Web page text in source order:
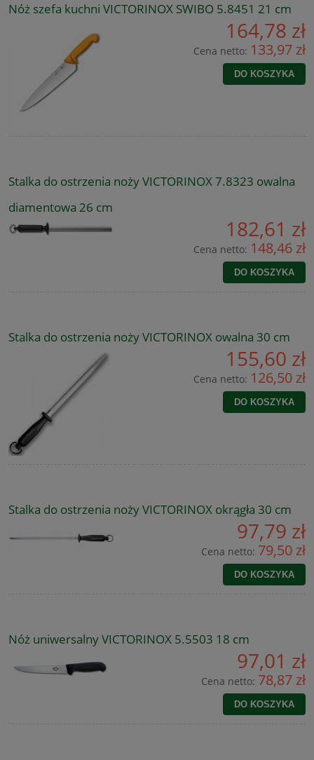
Nóż szefa kuchni VICTORINOX SWIBO 5.8451 21 cm
164,78 zł
Cena netto: 133,97 zł
DO KOSZYKA
Stalka do ostrzenia noży VICTORINOX 7.8323 owalna
diamentowa 26 cm
182,61 zł
Cena netto: 148,46 zł
DO KOSZYKA
Stalka do ostrzenia noży VICTORINOX owalna 30 cm
155,60 zł
Cena netto: 126,50 zł
DO KOSZYKA
Stalka do ostrzenia noży VICTORINOX okrągła 30 cm
97,79 zł
Cena netto: 79,50 zł
DO KOSZYKA
Nóż uniwersalny VICTORINOX 5.5503 18 cm
97,01 zł
Cena netto: 78,87 zł
DO KOSZYKA